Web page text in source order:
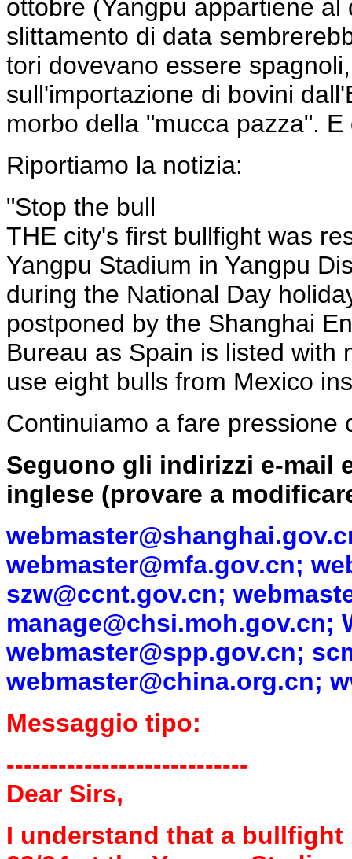
ottobre (Yangpu appartiene
slittamento di data
tori dovevano essere
sull'importazione di bovini
morbo della "mucca pazza".
Riportiamo la notizia:
"Stop the bull
THE city's first bullfight was
Yangpu Stadium in Yangpu
during the National Day
postponed by the Shanghai
Bureau as Spain is listed with
use eight bulls from Mexico
Continuiamo a fare pressione
Seguono gli indirizzi e-mail
inglese (provare a
webmaster@mfa.gov.cn;
szw@ccnt.gov.cn;
manage@chsi.moh.gov.cn;
webmaster@spp.gov.cn;
webmaster@china.org.cn;
Messaggio tipo:
----------------------------
Dear Sirs,
I understand that a